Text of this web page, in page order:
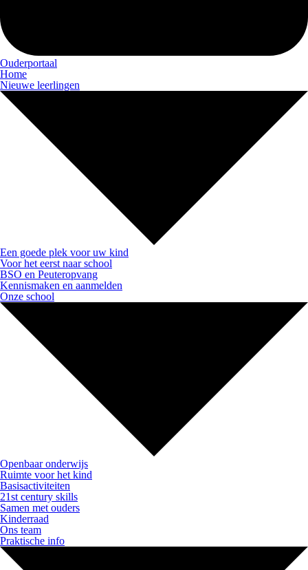
Ouderportaal
Home
Nieuwe leerlingen
Een goede plek voor uw kind
Voor het eerst naar school
BSO en Peuteropvang
Kennismaken en aanmelden
Onze school
Openbaar onderwijs
Ruimte voor het kind
Basisactiviteiten
21st century skills
Samen met ouders
Kinderraad
Ons team
Praktische info